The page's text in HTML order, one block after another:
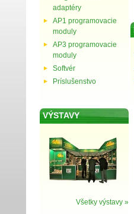
adaptéry
AP1 programovacie
moduly
AP3 programovacie
moduly
Softvér
Príslušenstvo
VÝSTAVY
Všetky výstavy »